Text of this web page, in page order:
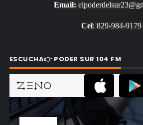
Email:
Cel: 829-984-9179
ESCUCHA👉 PODER SUR 104 FM